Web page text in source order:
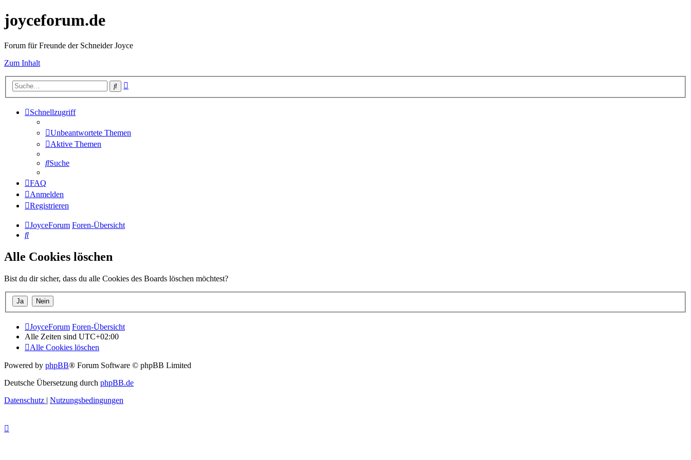
joyceforum.de
Forum für Freunde der Schneider Joyce
Zum Inhalt
Suche
Schnellzugriff
Unbeantwortete Themen
Aktive Themen
Suche
FAQ
Anmelden
Registrieren
JoyceForum Foren-Übersicht
Suche
Alle Cookies löschen
Bist du dir sicher, dass du alle Cookies des Boards löschen möchtest?
JoyceForum Foren-Übersicht
Alle Zeiten sind UTC+02:00
Alle Cookies löschen
Powered by phpBB® Forum Software © phpBB Limited
Deutsche Übersetzung durch phpBB.de
Datenschutz | Nutzungsbedingungen